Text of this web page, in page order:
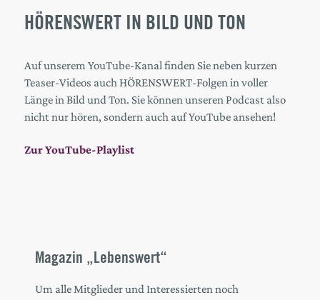
HÖRENSWERT IN BILD UND TON
Auf unserem YouTube-Kanal finden Sie neben kurzen
Teaser-Videos auch HÖRENSWERT-Folgen in voller
Länge in Bild und Ton. Sie können unseren Podcast also
nicht nur hören, sondern auch auf YouTube ansehen!
Zur YouTube-Playlist
Magazin „Lebenswert“
Um alle Mitglieder und Interessierten noch